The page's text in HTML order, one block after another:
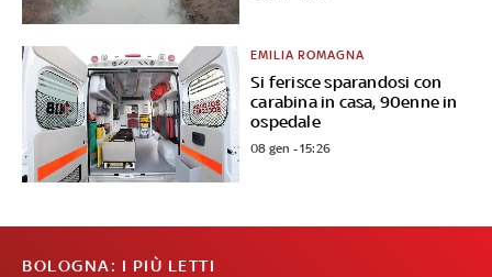
Si ferisce sparandosi con
carabina in casa, 90enne in
ospedale
EMILIA ROMAGNA
08 gen - 15:26
BOLOGNA: I PIÙ LETTI